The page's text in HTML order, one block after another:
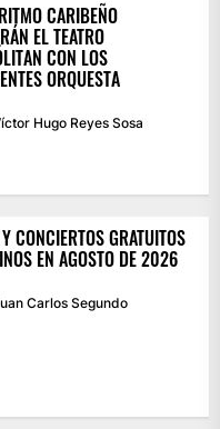
CARIBEÑO
EL TEATRO
CON LOS
ORQUESTA
Hugo Reyes Sosa
CONCIERTOS GRATUITOS
EN AGOSTO DE 2026
Carlos Segundo